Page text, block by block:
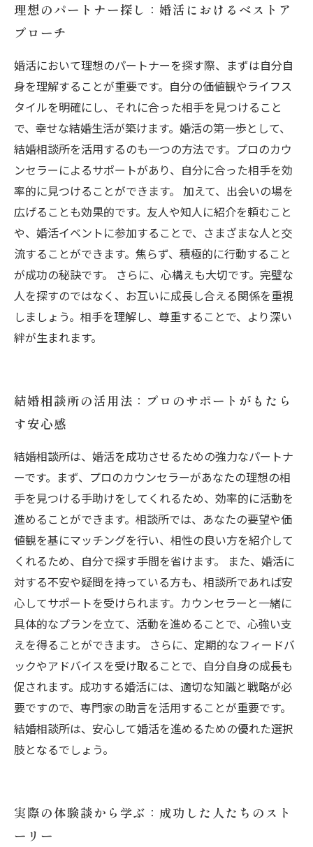
理想のパートナー探し：婚活におけるベストア
プローチ
婚活において理想のパートナーを探す際、まずは自分自
身を理解することが重要です。自分の価値観やライフス
タイルを明確にし、それに合った相手を見つけること
で、幸せな結婚生活が築けます。婚活の第一歩として、
結婚相談所を活用するのも一つの方法です。プロのカウ
ンセラーによるサポートがあり、自分に合った相手を効
率的に見つけることができます。 加えて、出会いの場を
広げることも効果的です。友人や知人に紹介を頼むこと
や、婚活イベントに参加することで、さまざまな人と交
流することができます。焦らず、積極的に行動すること
が成功の秘訣です。 さらに、心構えも大切です。完璧な
人を探すのではなく、お互いに成長し合える関係を重視
しましょう。相手を理解し、尊重することで、より深い
絆が生まれます。
結婚相談所の活用法：プロのサポートがもたら
す安心感
結婚相談所は、婚活を成功させるための強力なパートナ
ーです。まず、プロのカウンセラーがあなたの理想の相
手を見つける手助けをしてくれるため、効率的に活動を
進めることができます。相談所では、あなたの要望や価
値観を基にマッチングを行い、相性の良い方を紹介して
くれるため、自分で探す手間を省けます。 また、婚活に
対する不安や疑問を持っている方も、相談所であれば安
心してサポートを受けられます。カウンセラーと一緒に
具体的なプランを立て、活動を進めることで、心強い支
えを得ることができます。 さらに、定期的なフィードバ
ックやアドバイスを受け取ることで、自分自身の成長も
促されます。成功する婚活には、適切な知識と戦略が必
要ですので、専門家の助言を活用することが重要です。
結婚相談所は、安心して婚活を進めるための優れた選択
肢となるでしょう。
実際の体験談から学ぶ：成功した人たちのスト
ーリー